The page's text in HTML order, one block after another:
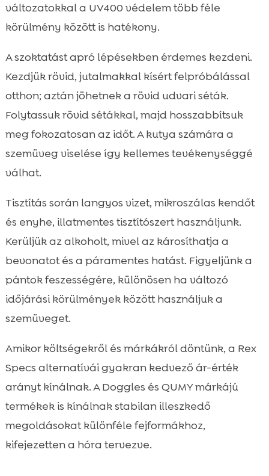
változatokkal a UV400 védelem több féle
körülmény között is hatékony.
A szoktatást apró lépésekben érdemes kezdeni.
Kezdjük rövid, jutalmakkal kísért felpróbálással
otthon; aztán jöhetnek a rövid udvari séták.
Folytassuk rövid sétákkal, majd hosszabbítsuk
meg fokozatosan az időt. A kutya számára a
szemüveg viselése így kellemes tevékenységgé
válhat.
Tisztítás során langyos vizet, mikroszálas kendőt
és enyhe, illatmentes tisztítószert használjunk.
Kerüljük az alkoholt, mivel az károsíthatja a
bevonatot és a páramentes hatást. Figyeljünk a
pántok feszességére, különösen ha változó
időjárási körülmények között használjuk a
szemüveget.
Amikor költségekről és márkákról döntünk, a Rex
Specs alternatívái gyakran kedvező ár-érték
arányt kínálnak. A Doggles és QUMY márkájú
termékek is kínálnak stabilan illeszkedő
megoldásokat különféle fejformákhoz,
kifejezetten a hóra tervezve.